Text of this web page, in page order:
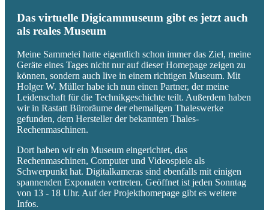
Das virtuelle Digicammuseum gibt es jetzt auch
als reales Museum
Meine Sammelei hatte eigentlich schon immer das Ziel, meine
Geräte eines Tages nicht nur auf dieser Homepage zeigen zu
können, sondern auch live in einem richtigen Museum. Mit
Holger W. Müller habe ich nun einen Partner, der meine
Leidenschaft für die Technikgeschichte teilt. Außerdem haben
wir in Rastatt Büroräume der ehemaligen Thaleswerke
gefunden, dem Hersteller der bekannten Thales-
Rechenmaschinen.
Dort haben wir ein Museum eingerichtet, das
Rechenmaschinen, Computer und Videospiele als
Schwerpunkt hat. Digitalkameras sind ebenfalls mit einigen
spannenden Exponaten vertreten. Geöffnet ist jeden Sonntag
von 13 - 18 Uhr. Auf der Projekthomepage gibt es weitere
Infos.